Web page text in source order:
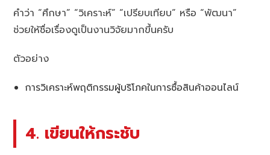
คำว่า “ศึกษา” “วิเคราะห์” “เปรียบเทียบ” หรือ “พัฒนา”
ช่วยให้ชื่อเรื่องดูเป็นงานวิจัยมากขึ้นครับ
ตัวอย่าง
การวิเคราะห์พฤติกรรมผู้บริโภคในการซื้อสินค้าออนไลน์
4. เขียนให้กระชับ